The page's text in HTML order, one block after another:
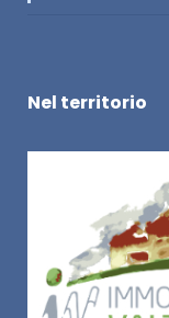
Nel territorio